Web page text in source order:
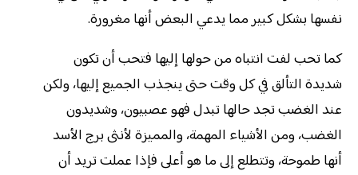
نفسها بشكل كبير مما يدعي البعض أنها مغرورة.
كما تحب لفت انتباه من حولها إليها فتحب أن تكون
شديدة التألق في كل وقت حتى ينجذب الجميع إليها، ولكن
عند الغضب تجد حالها تبدل فهو عصبيون، وشديدون
الغضب، ومن الأشياء المهمة، والمميزة لأنثى برج الأسد
أنها طموحة، وتتطلع إلى ما هو أعلى فإذا عملت تريد أن